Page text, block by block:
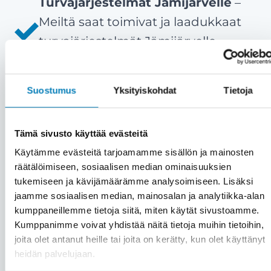
Suostumus Yksityiskohdat Tietoja
Tämä sivusto käyttää evästeitä
Käytämme evästeitä tarjoamamme sisällön ja mainosten
räätälöimiseen, sosiaalisen median ominaisuuksien
tukemiseen ja kävijämäärämme analysoimiseen. Lisäksi
jaamme sosiaalisen median, mainosalan ja analytiikka-alan
kumppaneillemme tietoja siitä, miten käytät sivustoamme.
Kumppanimme voivat yhdistää näitä tietoja muihin tietoihin,
joita olet antanut heille tai joita on kerätty, kun olet käyttänyt
heidän palvelujaan.
Meiltä saat toimivat ja laadukkaat
turvajärjestelmät Jämijärvelle
kaikki kaikessa– Meille asiakas on
vaan vain aitoon tarpeeseen.
Asiakastyytyväisyytemme on yli 90
%.
Kattavat palvelut saman katon
alta– Kiinteistön turvajärjestelmien
lisäksi saat meiltä kätevästi saman
katon alta muutkin huolto- ja